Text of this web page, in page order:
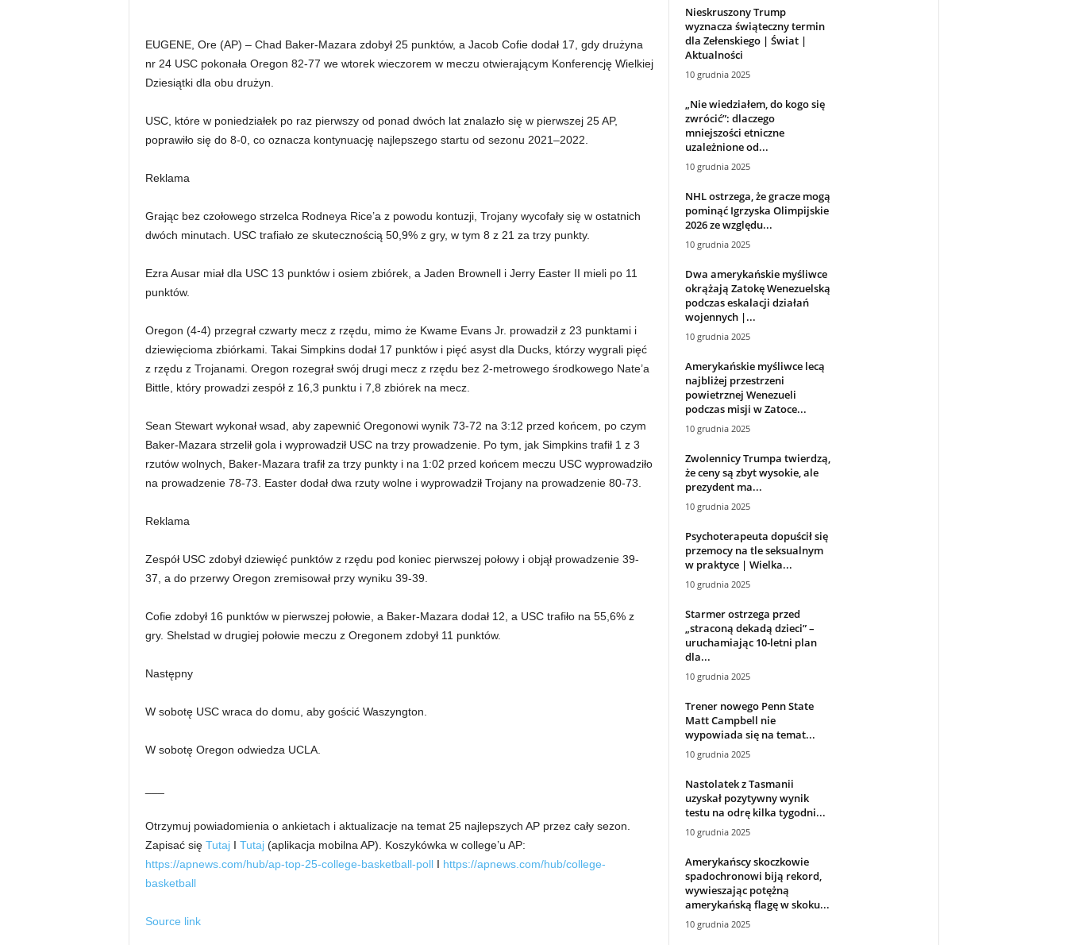
EUGENE, Ore (AP) – Chad Baker-Mazara zdobył 25 punktów, a Jacob Cofie dodał 17, gdy drużyna
nr 24 USC pokonała Oregon 82-77 we wtorek wieczorem w meczu otwierającym Konferencję Wielkiej
Dziesiątki dla obu drużyn.
USC, które w poniedziałek po raz pierwszy od ponad dwóch lat znalazło się w pierwszej 25 AP,
poprawiło się do 8-0, co oznacza kontynuację najlepszego startu od sezonu 2021–2022.
Reklama
Grając bez czołowego strzelca Rodneya Rice’a z powodu kontuzji, Trojany wycofały się w ostatnich
dwóch minutach. USC trafiało ze skutecznością 50,9% z gry, w tym 8 z 21 za trzy punkty.
Ezra Ausar miał dla USC 13 punktów i osiem zbiórek, a Jaden Brownell i Jerry Easter II mieli po 11
punktów.
Oregon (4-4) przegrał czwarty mecz z rzędu, mimo że Kwame Evans Jr. prowadził z 23 punktami i
dziewięcioma zbiórkami. Takai Simpkins dodał 17 punktów i pięć asyst dla Ducks, którzy wygrali pięć
z rzędu z Trojanami. Oregon rozegrał swój drugi mecz z rzędu bez 2-metrowego środkowego Nate’a
Bittle, który prowadzi zespół z 16,3 punktu i 7,8 zbiórek na mecz.
Sean Stewart wykonał wsad, aby zapewnić Oregonowi wynik 73-72 na 3:12 przed końcem, po czym
Baker-Mazara strzelił gola i wyprowadził USC na trzy prowadzenie. Po tym, jak Simpkins trafił 1 z 3
rzutów wolnych, Baker-Mazara trafił za trzy punkty i na 1:02 przed końcem meczu USC wyprowadziło
na prowadzenie 78-73. Easter dodał dwa rzuty wolne i wyprowadził Trojany na prowadzenie 80-73.
Reklama
Zespół USC zdobył dziewięć punktów z rzędu pod koniec pierwszej połowy i objął prowadzenie 39-
37, a do przerwy Oregon zremisował przy wyniku 39-39.
Cofie zdobył 16 punktów w pierwszej połowie, a Baker-Mazara dodał 12, a USC trafiło na 55,6% z
gry. Shelstad w drugiej połowie meczu z Oregonem zdobył 11 punktów.
Następny
W sobotę USC wraca do domu, aby gościć Waszyngton.
W sobotę Oregon odwiedza UCLA.
Otrzymuj powiadomienia o ankietach i aktualizacje na temat 25 najlepszych AP przez cały sezon.
Zapisać się TutajI Tutaj(aplikacja mobilna AP). Koszykówka w college’u AP:
https://apnews.com/hub/ap-top-25-college-basketball-pollI https://apnews.com/hub/college-
basketball
Source link
Nieskruszony Trump
wyznacza świąteczny termin
dla Zełenskiego | Świat |
Aktualności
10 grudnia 2025
„Nie wiedziałem, do kogo się
zwrócić”: dlaczego
mniejszości etniczne
uzależnione od...
10 grudnia 2025
NHL ostrzega, że ​​gracze mogą
pominąć Igrzyska Olimpijskie
2026 ze względu...
10 grudnia 2025
Dwa amerykańskie myśliwce
okrążają Zatokę Wenezuelską
podczas eskalacji działań
wojennych |...
10 grudnia 2025
Amerykańskie myśliwce lecą
najbliżej przestrzeni
powietrznej Wenezueli
podczas misji w Zatoce...
10 grudnia 2025
Zwolennicy Trumpa twierdzą,
że ceny są zbyt wysokie, ale
prezydent ma...
10 grudnia 2025
Psychoterapeuta dopuścił się
przemocy na tle seksualnym
w praktyce | Wielka...
10 grudnia 2025
Starmer ostrzega przed
„straconą dekadą dzieci” –
uruchamiając 10-letni plan
dla...
10 grudnia 2025
Trener nowego Penn State
Matt Campbell nie
wypowiada się na temat...
10 grudnia 2025
Nastolatek z Tasmanii
uzyskał pozytywny wynik
testu na odrę kilka tygodni...
10 grudnia 2025
Amerykańscy skoczkowie
spadochronowi biją rekord,
wywieszając potężną
amerykańską flagę w skoku...
10 grudnia 2025